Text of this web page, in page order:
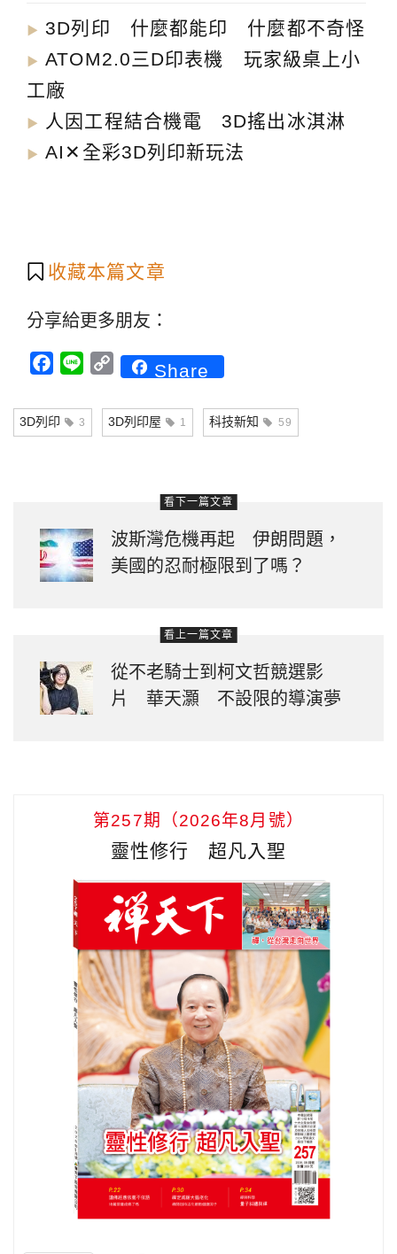
▶︎ 3D列印 什麼都能印 什麼都不奇怪
▶︎
ATOM2.0三D印表機 玩家級桌上小
工廠
▶︎ 人因工程結合機電 3D搖出冰淇淋
▶︎ AI✕全彩3D列印新玩法
收藏本篇文章
分享給更多朋友：
Facebook
Line CopyShare
3D列印 3 3D列印屋 1 科技新知 59
看下一篇文章
波斯灣危機再起 伊朗問題，
美國的忍耐極限到了嗎？
看上一篇文章
從不老騎士到柯文哲競選影
片 華天灝 不設限的導演夢
第257期（2026年8月號）
靈性修行 超凡入聖